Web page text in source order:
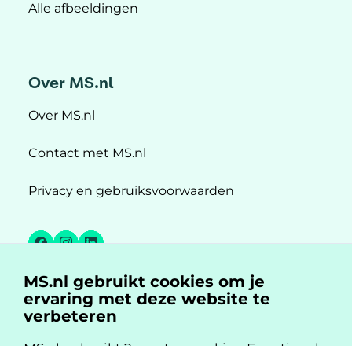
Alle afbeeldingen
Over MS.nl
Over MS.nl
Contact met MS.nl
Privacy en gebruiksvoorwaarden
Facebook
Instagram
LinkedIn
MS.nl is een initiatief van:
MS.nl gebruikt cookies om je
ervaring met deze website te
verbeteren